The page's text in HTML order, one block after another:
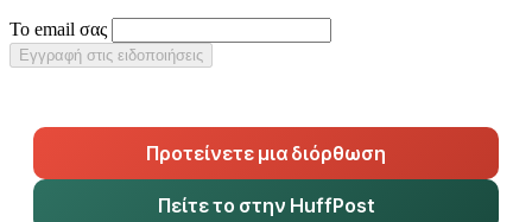
Το email σας
Εγγραφή στις ειδοποιήσεις
Προτείνετε μια διόρθωση
Πείτε το στην HuffPost